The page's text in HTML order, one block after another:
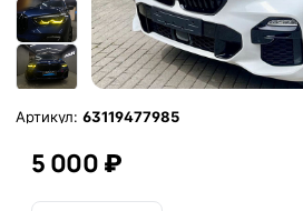
Артикул: 63119477985
5 000 ₽